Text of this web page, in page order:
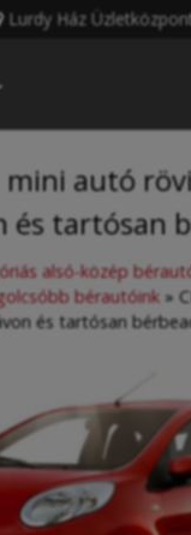
Lurdy Ház
mini autó
és tartósan
alsó-közép
bérautóink »
és tartósan